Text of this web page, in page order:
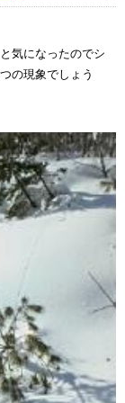
気になったのでシ
の現象でしょう